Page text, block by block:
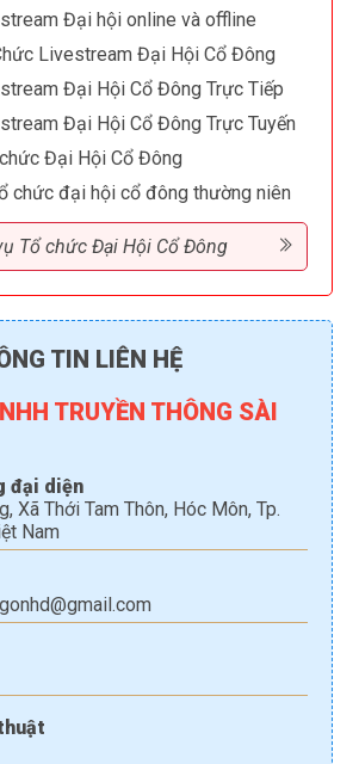
Đại hội online và offline
Livestream Đại Hội Cổ Đông
Đại Hội Cổ Đông Trực Tiếp
Đại Hội Cổ Đông Trực Tuyến
Đại Hội Cổ Đông
chức đại hội cổ đông thường niên
Tổ chức Đại Hội Cổ Đông
TIN LIÊN HỆ
TRUYỀN THÔNG SÀI
đại diện
Xã Thới Tam Thôn, Hóc Môn, Tp.
Nam